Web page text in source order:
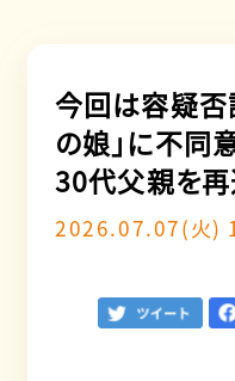
今回は容疑
の娘」に不同
30代父親を
2026.07.07(火)